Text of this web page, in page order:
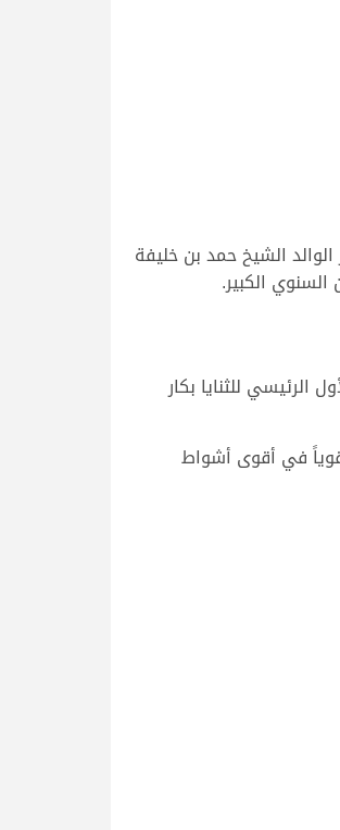
الشيخ حمد بن خليفة
للثنايا بكار
قوياً في أقوى أشواط